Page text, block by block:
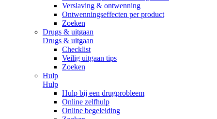
Verslaving & ontwenning
Ontwenningseffecten per product
Zoeken
Drugs & uitgaan
Drugs & uitgaan
Checklist
Veilig uitgaan tips
Zoeken
Hulp
Hulp
Hulp bij een drugprobleem
Online zelfhulp
Online begeleiding